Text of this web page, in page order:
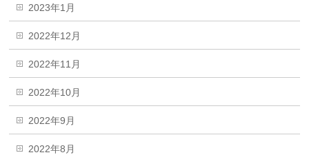
2023年1月
2022年12月
2022年11月
2022年10月
2022年9月
2022年8月